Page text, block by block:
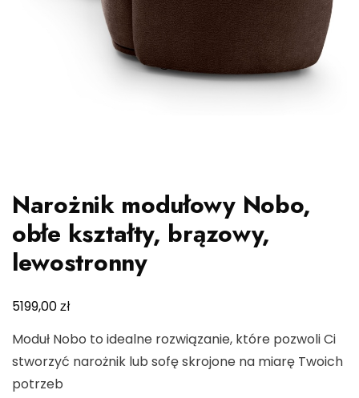
Narożnik modułowy Nobo,
obłe kształty, brązowy,
lewostronny
5199,00zł
Moduł Nobo to idealne rozwiązanie, które pozwoli Ci
stworzyć narożnik lub sofę skrojone na miarę Twoich
potrzeb